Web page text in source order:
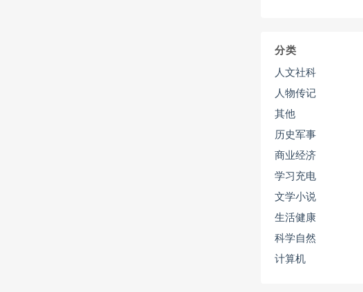
分类
人文社科
人物传记
其他
历史军事
商业经济
学习充电
文学小说
生活健康
科学自然
计算机